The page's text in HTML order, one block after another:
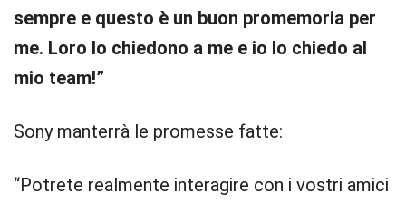
sempre e questo è un buon promemoria per
me. Loro lo chiedono a me e io lo chiedo al
mio team!”
Sony manterrà le promesse fatte:
“Potrete realmente interagire con i vostri amici